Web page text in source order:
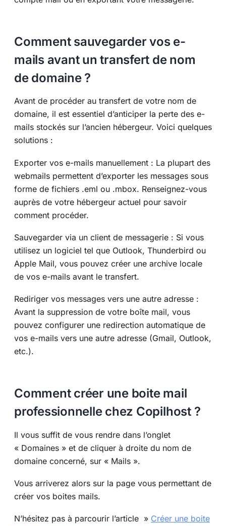
Comment sauvegarder vos e-
mails avant un transfert de nom
de domaine ?
Avant de procéder au transfert de votre nom de
domaine, il est essentiel d’anticiper la perte des e-
mails stockés sur l’ancien hébergeur. Voici quelques
solutions :
Exporter vos e-mails manuellement : La plupart des
webmails permettent d’exporter les messages sous
forme de fichiers .eml ou .mbox. Renseignez-vous
auprès de votre hébergeur actuel pour savoir
comment procéder.
Sauvegarder via un client de messagerie : Si vous
utilisez un logiciel tel que Outlook, Thunderbird ou
Apple Mail, vous pouvez créer une archive locale
de vos e-mails avant le transfert.
Rediriger vos messages vers une autre adresse :
Avant la suppression de votre boîte mail, vous
pouvez configurer une redirection automatique de
vos e-mails vers une autre adresse (Gmail, Outlook,
etc.).
Comment créer une boite mail
professionnelle chez Copilhost ?
Il vous suffit de vous rendre dans l’onglet
« Domaines » et de cliquer à droite du nom de
domaine concerné, sur « Mails ».
Vous arriverez alors sur la page vous permettant de
créer vos boites mails.
N’hésitez pas à parcourir l’article » Créer une boite